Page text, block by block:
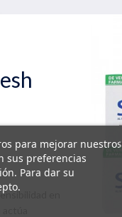
en
para mejorar nuestros
sus preferencias
Para dar su